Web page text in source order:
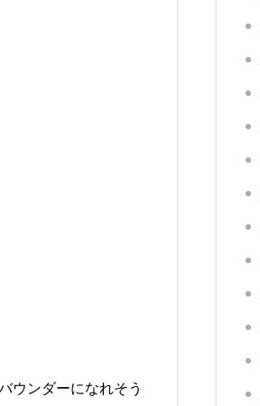
ウンダーになれそう